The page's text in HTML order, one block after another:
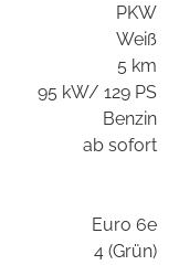
PKW
Weiß
5 km
95 kW/ 129 PS
Benzin
ab sofort
Euro 6e
4 (Grün)